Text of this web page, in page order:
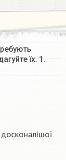
їх. 1.